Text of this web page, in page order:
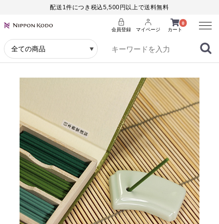
配送1件につき税込5,500円以上で送料無料
0
カート
会員登録 マイページ
Menu